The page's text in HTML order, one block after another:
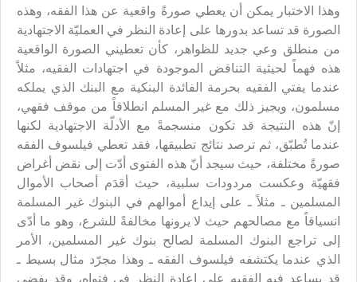
وهذا الاختبار يمكن أن يعطي صورةً واقعية عن هذا الفقه، وهذه
الصورة قد تساعد بدورها على إعادة النظر في العمليّة الاجتهادية
من منطلق وعي جديد للظواهر، كأن تعطيني الصورة الواقعية
هذه فهماً لحيثية التناقض الموجودة في اجتهادات الفقيه، مثلاً
عندما يفتي الفقيه بحرمة الفائدة البنكية مع البنك الذي يملكه
مسلمون، ويجيز ذلك مع غير المسلم انطلاقاً من موقف فقهي،
إنّ هذه النتيجة قد تكون منسجمةً مع الأدلّة الاجتهادية لكنها
عندما تُطبّق، ثم ترصد نتائج تطبيقها، فقد تعطي فيلسوف الفقه
صورةً مختلفة، حيث سيجد أنّ هذه الفتوى أدّت إلى نقض أغراض
فقهيّة وعكست مردودات سلبية، حيث أقدَم أصحاب الأموال
المسلمين ـ مثلاً ـ على إيداع أموالهم في البنوك غير المسلمة
انسياقاً مع مصالحهم حيث لا يرونها مخالفةً للشرع، وهو ما أدّى
إلى تراجع البنوك المسلمة لصالح بنوك غير المسلمين، الأمر
الذي عندما يكتشفه فيلسوف الفقه ـ وهذا مجرّد مثال بسيط ـ
قد يساعد فيه الفقيه على إعادة النظر في فتواه، وقد يفضي